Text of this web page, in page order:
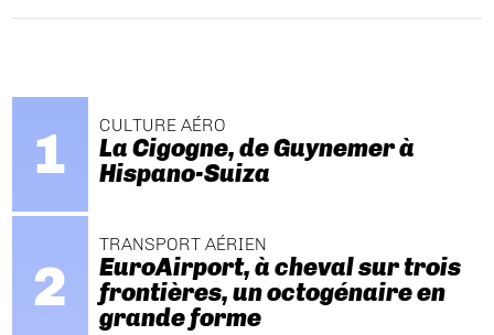
CULTURE AÉRO
La Cigogne, de Guynemer à
Hispano-Suiza
TRANSPORT AÉRIEN
EuroAirport, à cheval sur trois
frontières, un octogénaire en
grande forme